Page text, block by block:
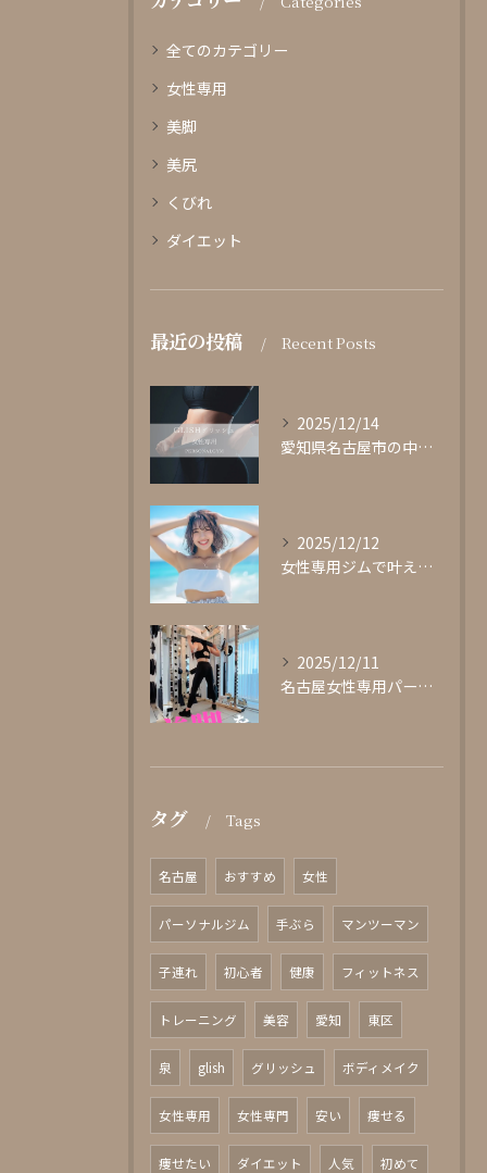
全てのカテゴリー
女性専用
美脚
美尻
くびれ
ダイエット
最近の投稿 Recent Posts
2025/12/14
愛知県名古屋市の中心部に位置する女性専用パーソナルジムgli...
2025/12/12
女性専用ジムで叶える理想の体型作り
2025/12/11
名古屋女性専用パーソナルジムglishグリッシュ
タグ Tags
名古屋 おすすめ 女性
パーソナルジム 手ぶら マンツーマン
子連れ 初心者 健康 フィットネス
トレーニング 美容 愛知 東区
泉 glish グリッシュ ボディメイク
女性専用 女性専門 安い 痩せる
痩せたい ダイエット 人気 初めて